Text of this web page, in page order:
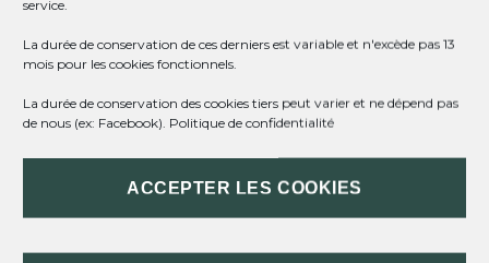
service.
La durée de conservation de ces derniers est variable et n'excède pas 13
mois pour les cookies fonctionnels.
La durée de conservation des cookies tiers peut varier et ne dépend pas
de nous (ex: Facebook). Politique de confidentialité
ACCEPTER LES COOKIES
FÊTE DE LA PENTECÔTE À SAINT-
MÉARD DE DRONNE
26/05/2025